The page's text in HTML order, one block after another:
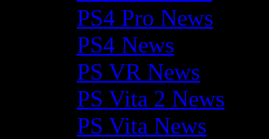
PS4 Pro News
PS4 News
PS VR News
PS Vita 2 News
PS Vita News